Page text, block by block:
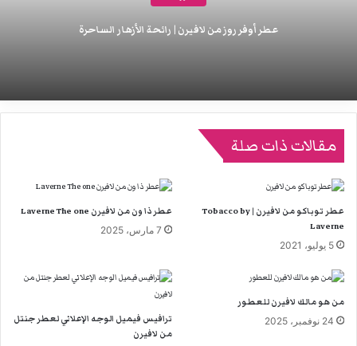
عطر أوفر روز من لافيرن | رائحة الأزهار الساحرة
مقالات ذات صلة
عطر توباكو من لافيرن | Tobacco by
Laverne
5 يوليو، 2021
عطر ذا ون من لافيرن Laverne The one
7 مارس، 2025
من هو مالك لافيرن للعطور
24 نوفمبر، 2025
ترافيس فيميل الوجه الإعلاني لعطر جنتل
من لافيرن